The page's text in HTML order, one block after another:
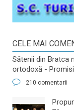
CELE MAI
Sătenii din Bratca
ortodoxă -
210 comentarii